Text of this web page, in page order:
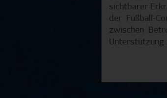
sichtbarer
der Fußball-
zwischen
Unterstützung